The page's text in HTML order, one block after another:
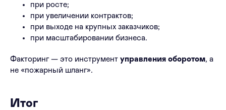
при росте;
при увеличении контрактов;
при выходе на крупных заказчиков;
при масштабировании бизнеса.
Факторинг — это инструмент управления оборотом, а
не «пожарный шланг».
Итог